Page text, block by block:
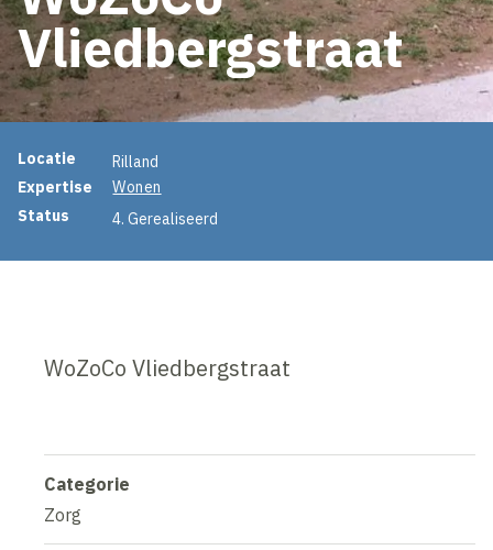
Vliedbergstraat
Projectinformatie
Locatie
Rilland
Expertise
Wonen
Status
4. Gerealiseerd
WoZoCo Vliedbergstraat
Categorie
Zorg